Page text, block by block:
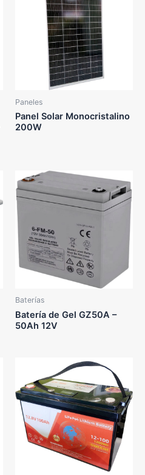
Paneles
Panel Solar Monocristalino
200W
Baterías
Batería de Gel GZ50A –
50Ah 12V